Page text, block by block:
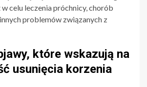
celu leczenia próchnicy, chorób
problemów związanych z
które wskazują na
usunięcia korzenia